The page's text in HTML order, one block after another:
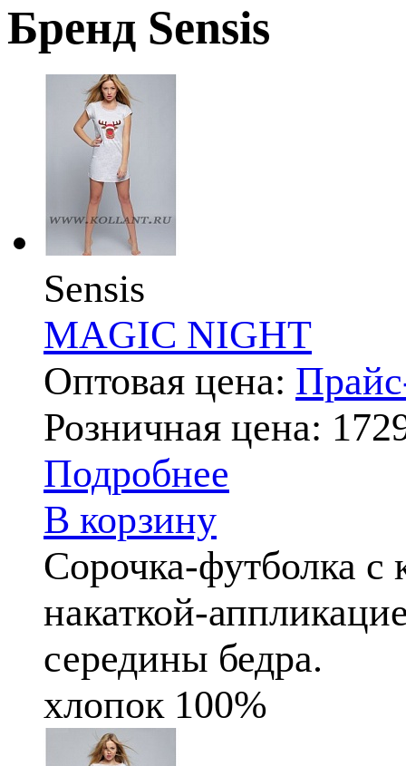
Бренд Sensis
Sensis
MAGIC NIGHT
Оптовая цена:
Розничная цена:
Подробнее
В корзину
Сорочка-футболка с
накаткой-
середины бедра.
хлопок 100%